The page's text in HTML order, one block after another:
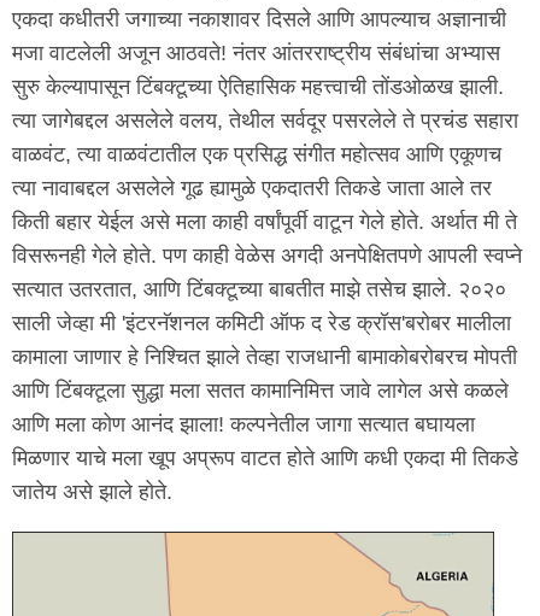
एकदा कधीतरी जगाच्या नकाशावर दिसले आणि आपल्याच अज्ञानाची
मजा वाटलेली अजून आठवते! नंतर आंतरराष्ट्रीय संबंधांचा अभ्यास
सुरु केल्यापासून टिंबक्टूच्या ऐतिहासिक महत्त्वाची तोंडओळख झाली.
त्या जागेबद्दल असलेले वलय, तेथील सर्वदूर पसरलेले ते प्रचंड सहारा
वाळवंट, त्या वाळवंटातील एक प्रसिद्ध संगीत महोत्सव आणि एकूणच
त्या नावाबद्दल असलेले गूढ ह्यामुळे एकदातरी तिकडे जाता आले तर
किती बहार येईल असे मला काही वर्षांपूर्वी वाटून गेले होते. अर्थात मी ते
विसरूनही गेले होते. पण काही वेळेस अगदी अनपेक्षितपणे आपली स्वप्ने
सत्यात उतरतात, आणि टिंबक्टूच्या बाबतीत माझे तसेच झाले. २०२०
साली जेव्हा मी 'इंटरनॅशनल कमिटी ऑफ द रेड क्रॉस'बरोबर मालीला
कामाला जाणार हे निश्चित झाले तेव्हा राजधानी बामाकोबरोबरच मोपती
आणि टिंबक्टूला सुद्धा मला सतत कामानिमित्त जावे लागेल असे कळले
आणि मला कोण आनंद झाला! कल्पनेतील जागा सत्यात बघायला
मिळणार याचे मला खूप अप्रूप वाटत होते आणि कधी एकदा मी तिकडे
जातेय असे झाले होते.